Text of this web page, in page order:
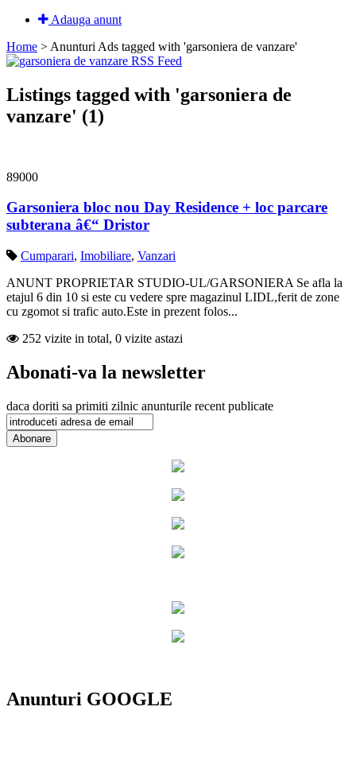
Adauga anunt
Home > Anunturi Ads tagged with 'garsoniera de vanzare'
Listings tagged with 'garsoniera de
vanzare' (1)
89000
Garsoniera bloc nou Day Residence + loc parcare
subterana â€“ Dristor
Cumparari, Imobiliare, Vanzari
ANUNT PROPRIETAR STUDIO-UL/GARSONIERA Se afla la
etajul 6 din 10 si este cu vedere spre magazinul LIDL,ferit de zone
cu zgomot si trafic auto.Este in prezent folos...
252 vizite in total, 0 vizite astazi
Abonati-va la newsletter
daca doriti sa primiti zilnic anunturile recent publicate
Anunturi GOOGLE